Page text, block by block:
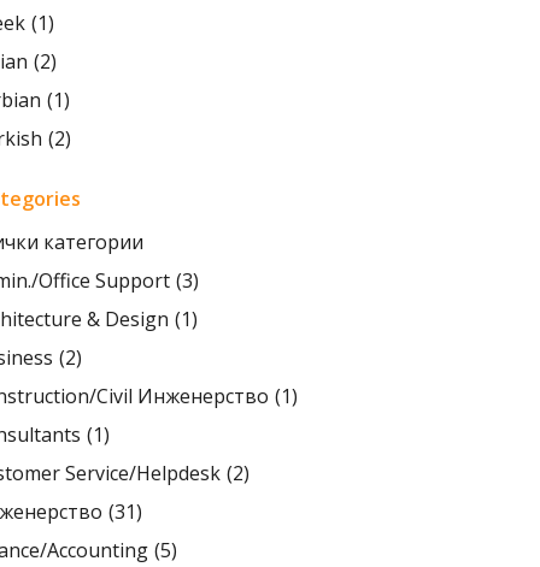
(1)
(2)
(1)
(2)
категории
Office Support (3)
& Design (1)
(2)
Civil Инженерство (1)
(1)
Service/Helpdesk (2)
(31)
Accounting (5)